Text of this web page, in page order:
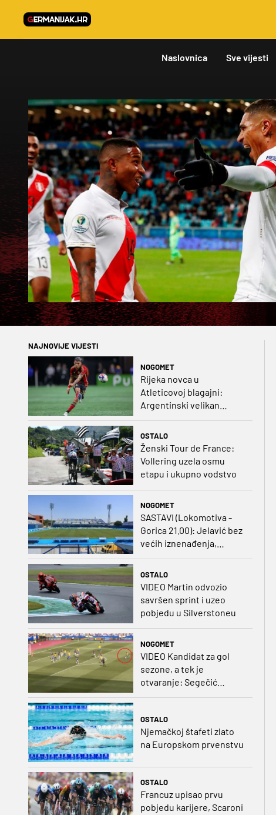
Naslovnica Sve vijesti
NAJNOVIJE VIJESTI
NOGOMET
Rijeka novca u
Atleticovoj blagajni:
Argentinski velikan
OSTALO
Ženski Tour de France:
Vollering uzela osmu
etapu i ukupno vodstvo
NOGOMET
SASTAVI (Lokomotiva -
Gorica 21.00): Jelavić bez
većih iznenađenja,
Carević u vatru gurnuo
OSTALO
VIDEO Martin odvozio
savršen sprint i uzeo
pobjedu u Silverstoneu
NOGOMET
VIDEO Kandidat za gol
sezone, a tek je
otvaranje: Segečić
OSTALO
Njemačkoj štafeti zlato
na Europskom prvenstvu
OSTALO
Francuz upisao prvu
pobjedu karijere, Scaroni